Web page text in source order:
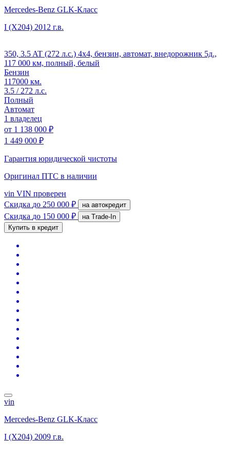
Mercedes-Benz GLK-Класс
I (X204) 2012 г.в.
350, 3.5 AT (272 л.с.) 4x4, бензин, автомат, внедорожник 5д.,
117 000 км, полный, белый
Бензин
117000 км.
3.5 / 272 л.с.
Полный
Автомат
1 владелец
от 1 138 000 ₽
1 449 000 ₽
Гарантия юридической чистоты
Оригинал ПТС в наличии
vin VIN проверен
Скидка до 250 000 ₽ на автокредит
Скидка до 150 000 ₽
на Trade-In
Купить в кредит
vin
Mercedes-Benz GLK-Класс
I (X204) 2009 г.в.